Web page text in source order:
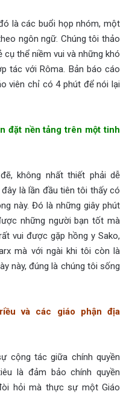
là các buổi họp nhóm, một
ngôn ngữ. Chúng tôi thảo
thể niềm vui và những khó
tác với Rôma. Bản báo cáo
viên chỉ có 4 phút để nói lại
đặt nền tảng trên một tinh
không nhất thiết phải dễ
là lần đầu tiên tôi thấy có
này. Đó là những giây phút
những người bạn tốt mà
vui được gặp hồng y Sako,
mà với ngài khi tôi còn là
này, đúng là chúng tôi sống
và các giáo phận địa
cộng tác giữa chính quyền
là đảm bảo chính quyền
hỏi mà thực sự một Giáo